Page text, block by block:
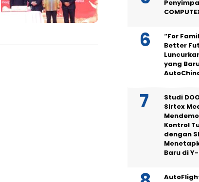
“For
Better
yang
Studi
Sirtex
Kontrol
dengan
Baru di